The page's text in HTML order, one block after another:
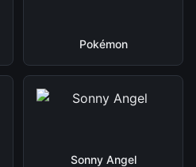
Pokémon
Sonny Angel